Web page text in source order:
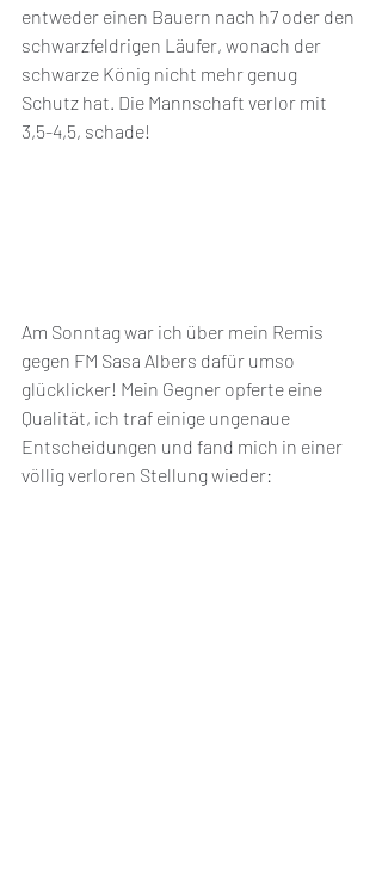
entweder einen Bauern nach h7 oder den
schwarzfeldrigen Läufer, wonach der
schwarze König nicht mehr genug
Schutz hat. Die Mannschaft verlor mit
3,5-4,5, schade!
Am Sonntag war ich über mein Remis
gegen FM Sasa Albers dafür umso
glücklicker! Mein Gegner opferte eine
Qualität, ich traf einige ungenaue
Entscheidungen und fand mich in einer
völlig verloren Stellung wieder: